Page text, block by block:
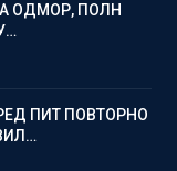
ОДМОР, ПОЛН
ПИТ ПОВТОРНО